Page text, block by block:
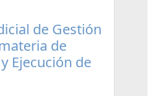
de Gestión
de
Ejecución de